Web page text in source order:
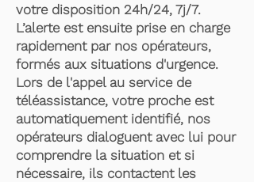
votre disposition 24h/24, 7j/7.
L’alerte est ensuite prise en charge
rapidement par nos opérateurs,
formés aux situations d'urgence.
Lors de l'appel au service de
téléassistance, votre proche est
automatiquement identifié, nos
opérateurs dialoguent avec lui pour
comprendre la situation et si
nécessaire, ils contactent les